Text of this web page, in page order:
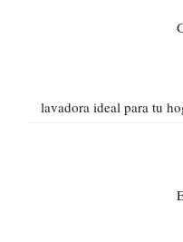
lavadora ideal para tu